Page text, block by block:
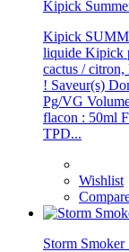
Kipick
Kipick
liquide Kipick
cactus / citron,
! Saveur(s)
Pg/VG
flacon : 50ml
TPD...
Wishlist
Storm